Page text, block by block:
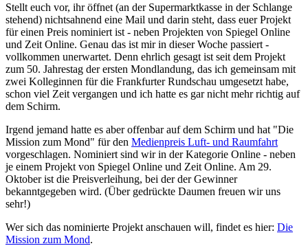
Stellt euch vor, ihr öffnet (an der Supermarktkasse in der Schlange
stehend) nichtsahnend eine Mail und darin steht, dass euer Projekt
für einen Preis nominiert ist - neben Projekten von Spiegel Online
und Zeit Online. Genau das ist mir in dieser Woche passiert -
vollkommen unerwartet. Denn ehrlich gesagt ist seit dem Projekt
zum 50. Jahrestag der ersten Mondlandung, das ich gemeinsam mit
zwei Kolleginnen für die Frankfurter Rundschau umgesetzt habe,
schon viel Zeit vergangen und ich hatte es gar nicht mehr richtig auf
dem Schirm.
Irgend jemand hatte es aber offenbar auf dem Schirm und hat "Die
Mission zum Mond" für den Medienpreis Luft- und Raumfahrt
vorgeschlagen. Nominiert sind wir in der Kategorie Online - neben
je einem Projekt von Spiegel Online und Zeit Online. Am 29.
Oktober ist die Preisverleihung, bei der der Gewinner
bekanntgegeben wird. (Über gedrückte Daumen freuen wir uns
sehr!)
Wer sich das nominierte Projekt anschauen will, findet es hier: Die
Mission zum Mond.